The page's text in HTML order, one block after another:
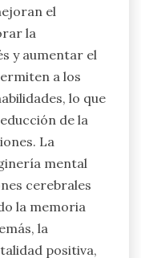
el
la
y aumentar el
a los
lo que
de la
La
mental
cerebrales
la memoria
la
positiva,